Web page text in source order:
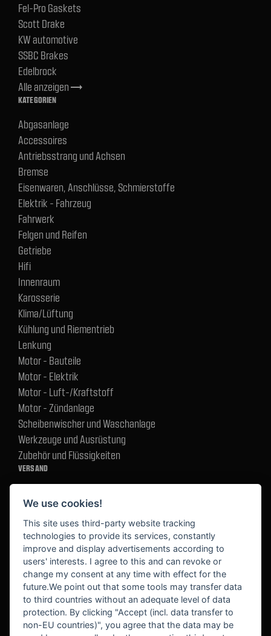
Fel-Pro Gaskets
Scott Drake
KW automotive
SSBC Brakes
Edelbrock
Alle anzeigentrending_flat
KATEGORIEN
Abgasanlage
Accessoires
Antriebsstrang und Achsen
Bremse
Eisenwaren, Anschlüsse, Schmierstoffe
Elektrik - Fahrzeug
Fahrwerk
Felgen und Reifen
Getriebe
Hifi
Innenraum
Karosserie
Klima/Lüftung
Kühlung und Riementrieb
Lenkung
Motor - Bauteile
Motor - Elektrik
Motor - Luft-/Kraftstoff
Motor - Zündanlage
Scheibenwischer und Waschanlage
Werkzeuge und Ausrüstung
Zubehör und Flüssigkeiten
VERSAND
BEKANNT AUS
We use cookies!
This site uses third-party website tracking
technologies to provide its services, constantly
improve and display advertisements according to
users' interests. I agree to this and can revoke or
change my consent at any time with effect for the
future.We point out that some tools may transfer data
to third countries without an adequate level of data
protection. By clicking "Accept (incl. data transfer to
non-EU countries)", you agree that the data may be